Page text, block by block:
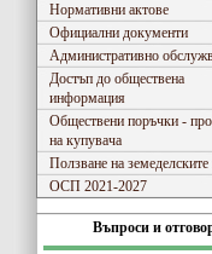
Нормативни актове
Официални документи
Административно
Достъп до обществена
информация
Обществени поръчки -
на купувача
Ползване на
ОСП 2021-2027
Въпроси и